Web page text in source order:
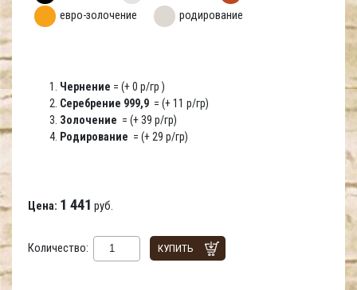
евро-золочение
родирование
Чернение = (+ 0 р/гр )
Серебрение 999,9 = (+ 11 р/гр)
Золочение = (+ 39 р/гр)
Родирование = (+ 29 р/гр)
Цена: 1 441 руб.
Количество: КУПИТЬ